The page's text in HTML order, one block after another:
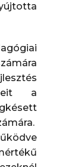
a